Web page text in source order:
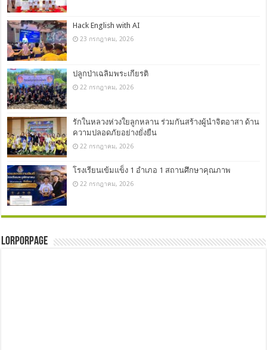
Hack English with AI
23 กรกฎาคม, 2026
ปลูกป่าเฉลิมพระเกียรติ
22 กรกฎาคม, 2026
รักในหลวงห่วงใยลูกหลาน ร่วมกันสร้างผู้นำจิตอาสา ด้าน
ความปลอดภัยอย่างยั่งยืน
22 กรกฎาคม, 2026
โรงเรียนเข้มแข็ง 1 อำเภอ 1 สถานศึกษาคุณภาพ
22 กรกฎาคม, 2026
LorPorPage